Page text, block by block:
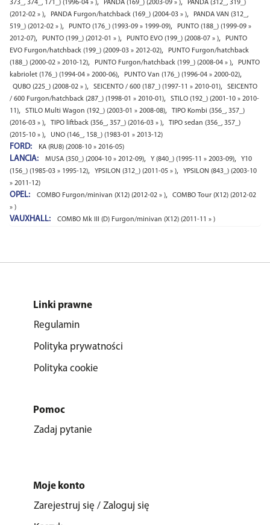
373_, 374_, 171_) (1996-04 » ), PANDA (169_) (2003-09 » ),
PANDA (312_, 319_)
(2012-02 » ), PANDA Furgon/hatchback (169_) (2004-03 » ),
PANDA VAN (312_,
519_) (2012-02 » ), PUNTO (176_) (1993-09 » 1999-09),
PUNTO (188_) (1999-09 »
2012-07), PUNTO (199_) (2012-01 » ), PUNTO EVO (199_) (2008-07 » ),
PUNTO
EVO Furgon/hatchback (199_) (2009-03 » 2012-02),
PUNTO Furgon/hatchback
(188_) (2000-02 » 2010-12), PUNTO Furgon/hatchback (199_) (2008-04 » ),
PUNTO
kabriolet (176_) (1994-04 » 2000-06), PUNTO Van (176_) (1996-04 » 2000-02),
QUBO (225_) (2008-02 » ), SEICENTO / 600 (187_) (1997-11 » 2010-01),
SEICENTO
/ 600 Furgon/hatchback (287_) (1998-01 » 2010-01),
STILO (192_) (2001-10 » 2010-
11), STILO Multi Wagon (192_) (2003-01 » 2008-08),
TIPO Kombi (356_, 357_)
(2016-03 » ), TIPO liftback (356_, 357_) (2016-03 » ),
TIPO sedan (356_, 357_)
(2015-10 » ), UNO (146_, 158_) (1983-01 » 2013-12)
FORD: KA (RU8) (2008-10 » 2016-05)
LANCIA: MUSA (350_) (2004-10 » 2012-09), Y (840_) (1995-11 » 2003-09),
Y10
(156_) (1985-03 » 1995-12), YPSILON (312_) (2011-05 » ),
YPSILON (843_) (2003-10
» 2011-12)
OPEL: COMBO Furgon/minivan (X12) (2012-02 » ),
COMBO Tour (X12) (2012-02
» )
VAUXHALL: COMBO Mk III (D) Furgon/minivan (X12) (2011-11 » )
Linki prawne
Regulamin
Polityka prywatności
Polityka cookie
Pomoc
Zadaj pytanie
Moje konto
Zarejestruj się / Zaloguj się